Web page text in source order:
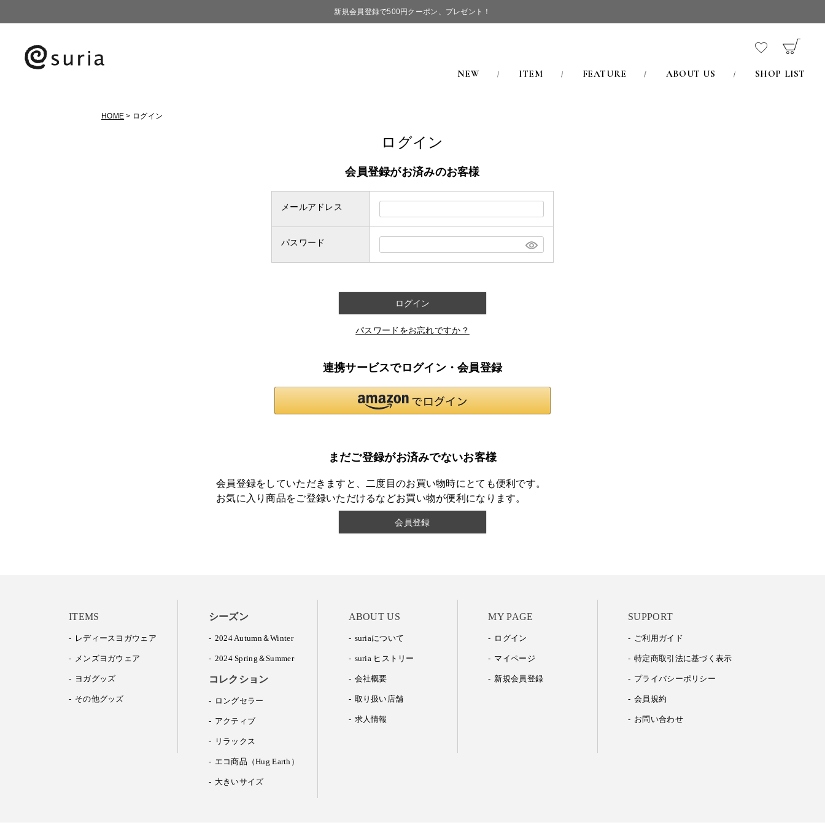
新規会員登録で500円クーポン、プレゼント！
NEW ITEM FEATURE ABOUT US SHOP LIST
HOME ログイン
ログイン
会員登録がお済みのお客様
メールアドレス
パスワード
ログイン
パスワードをお忘れですか？
連携サービスでログイン・会員登録
まだご登録がお済みでないお客様
会員登録をしていただきますと、二度目のお買い物時にとても便利です。
お気に入り商品をご登録いただけるなどお買い物が便利になります。
会員登録
ITEMS
レディースヨガウェア
メンズヨガウェア
ヨガグッズ
その他グッズ
シーズン
2024 Autumn＆Winter
2024 Spring＆Summer
コレクション
ロングセラー
アクティブ
リラックス
エコ商品（Hug Earth）
大きいサイズ
ABOUT US
suriaについて
suria ヒストリー
会社概要
取り扱い店舗
求人情報
MY PAGE
ログイン
マイページ
新規会員登録
SUPPORT
ご利用ガイド
特定商取引法に基づく表示
プライバシーポリシー
会員規約
お問い合わせ